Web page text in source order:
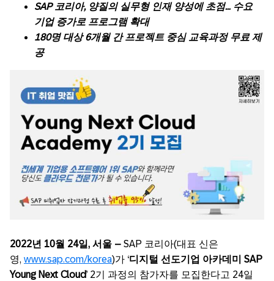
SAP 코리아, 양질의 실무형 인재 양성에 초점… 수요
기업 증가로 프로그램 확대
180명 대상 6개월 간 프로젝트 중심 교육과정 무료 제
공
2022년 10월 24일, 서울 – SAP 코리아(대표 신은
영, www.sap.com/korea)가 ‘디지털 선도기업 아카데미 SAP
Young Next Cloud’ 2기 과정의 참가자를 모집한다고 24일